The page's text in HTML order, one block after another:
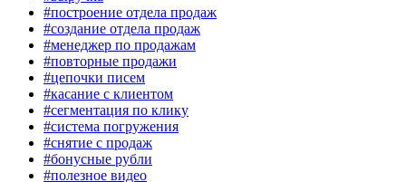
#построение отдела продаж
#создание отдела продаж
#менеджер по продажам
#повторные продажи
#цепочки писем
#касание с клиентом
#сегментация по клику
#система погружения
#снятие с продаж
#бонусные рубли
#полезное видео